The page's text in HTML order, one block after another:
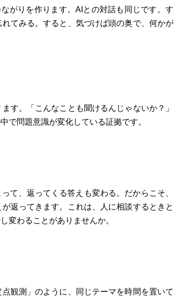
がりを作ります。AIとの対話も同じです。す
てみる。すると、気づけば頭の奥で、何かが
す。「こんなことも聞けるんじゃないか？」
で問題意識が変化している証拠です。
て、返ってくる答えも変わる。だからこそ、
返ってきます。これは、人に相談するときと
変わることがありませんか。
観測」のように、同じテーマを時間を置いて